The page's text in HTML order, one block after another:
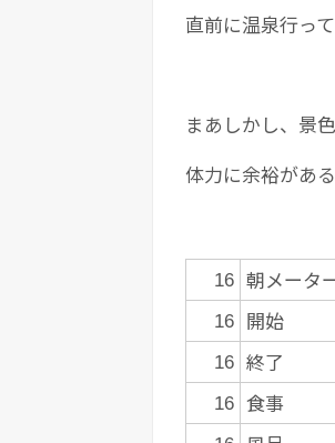
直前に温泉行っ
まあしかし、景
体力に余裕があ
16 朝メータ
16
開始
16 終了
16 食事